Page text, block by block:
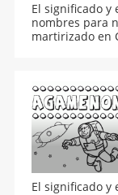
El significado y
nombres para
martirizado en
El significado y